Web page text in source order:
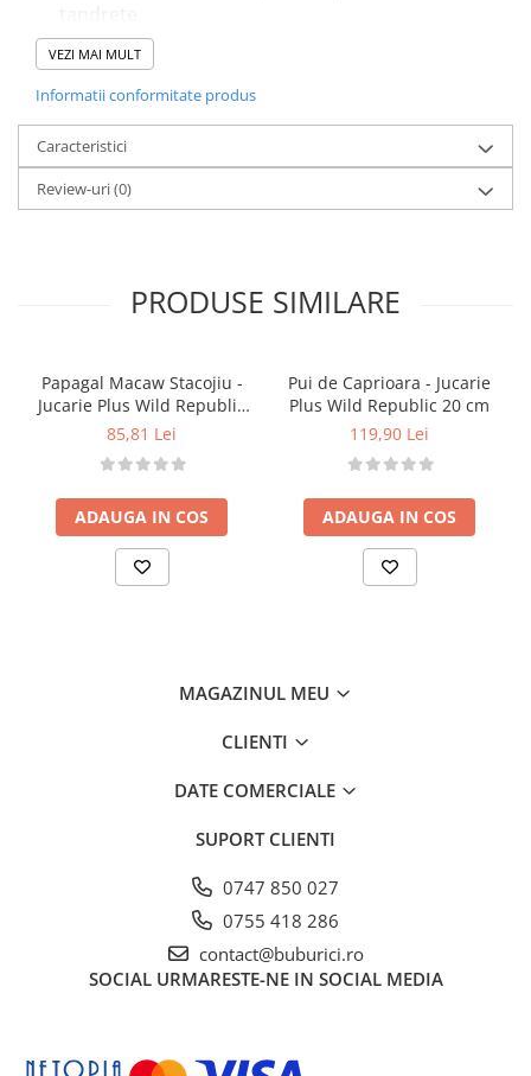
Stimulează interesul copiilor pentru lumea
animalelor sălbatice
Ajută la dezvoltarea abilităților motorii fine și
cognitive
Caracteristici
Material foarte moale și plăcut la atingere
Detalii realiste: pete, expresie, corp bine
Ușor de manevrat de către copiii mici
Detalii tehnice
Material: pluș calitativ, sigure pentru copii
Marcă: Wild Republic
Vârsta recomandată: 2 ani+
Atenționări
Îndepărtați ambalajul înainte de utilizare
A se utiliza sub supravegherea unui adult la
copiii mici
VEZI MAI MULT
Informatii conformitate produs
Caracteristici
Review-uri(0)
PRODUSE SIMILARE
Papagal Macaw Stacojiu -
Jucarie Plus Wild Republic
20 cm
85,81 Lei
ADAUGA IN COS
Pui de Caprioara - Jucarie
Plus Wild Republic 20 cm
119,90 Lei
ADAUGA IN COS
MAGAZINUL MEU
CLIENTI
DATE COMERCIALE
SUPORT CLIENTI
0747 850 027
0755 418 286
contact@buburici.ro
SOCIAL URMARESTE-NE IN SOCIAL MEDIA